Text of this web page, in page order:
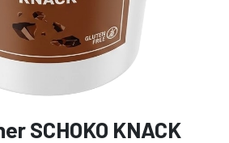
SCHOKO KNACK